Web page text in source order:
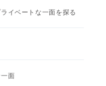
イベートな一面を探る
面